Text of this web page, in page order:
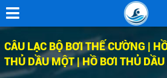
CÂU LẠC BỘ BƠI THẾ CƯỜNG |
THỦ DẦU MỘT | HỒ BƠI THỦ